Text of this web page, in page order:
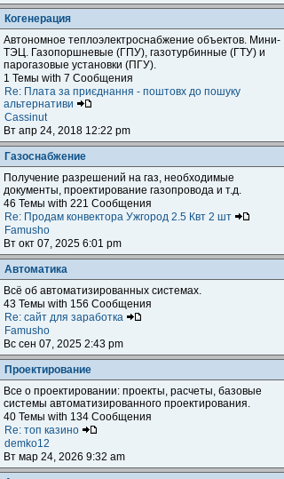
Когенерация
Автономное теплоэлектроснабжение объектов. Мини-
ТЭЦ. Газопоршневые (ГПУ), газотурбинные (ГТУ) и
парогазовые установки (ПГУ).
1 Темы with 7 Сообщения
Re: Плата за приєднання - поштовх до пошуку
альтернативи
Cassinut
Вт апр 24, 2018 12:22 pm
Газоснабжение
Получение разрешений на газ, необходимые
документы, проектирование газопровода и т.д.
46 Темы with 221 Сообщения
Re: Продам конвектора Ужгород 2.5 Квт 2 шт
Famusho
Вт окт 07, 2025 6:01 pm
Автоматика
Всё об автоматизированных системах.
43 Темы with 156 Сообщения
Re: сайт для заработка
Famusho
Вс сен 07, 2025 2:43 pm
Проектирование
Все о проектировании: проекты, расчеты, базовые
системы автоматизированного проектирования.
40 Темы with 134 Сообщения
Re: топ казино
demko12
Вт мар 24, 2026 9:32 am